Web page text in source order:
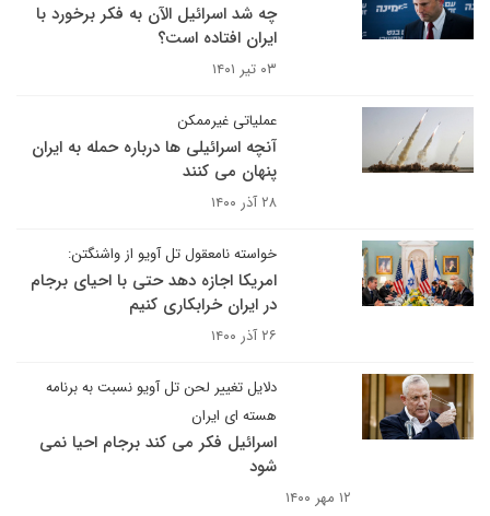
چه شد اسرائیل الآن به فکر برخورد با
ایران افتاده است؟
۰۳ تیر ۱۴۰۱
عملیاتی غیرممکن
آنچه اسرائیلی ها درباره حمله به ایران
پنهان می کنند
۲۸ آذر ۱۴۰۰
خواسته نامعقول تل آویو از واشنگتن:
امریکا اجازه دهد حتی با احیای برجام
در ایران خرابکاری کنیم
۲۶ آذر ۱۴۰۰
دلایل تغییر لحن تل آویو نسبت به برنامه
هسته ای ایران
اسرائیل فکر می کند برجام احیا نمی
شود
۱۲ مهر ۱۴۰۰